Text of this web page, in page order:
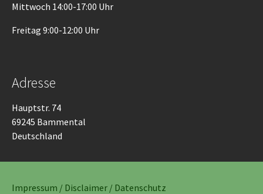
Mittwoch 14:00-17:00 Uhr
Freitag 9:00-12:00 Uhr
Adresse
Hauptstr. 74
69245 Bammental
Deutschland
Impressum / Disclaimer / Datenschutz